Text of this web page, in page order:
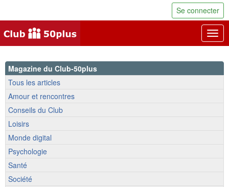
Se connecter
Magazine du Club-50plus
Tous les articles
Amour et rencontres
Conseils du Club
Loisirs
Monde digital
Psychologie
Santé
Société